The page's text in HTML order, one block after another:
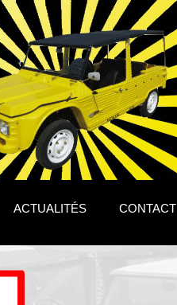
ACTUALITÉS CONTACT